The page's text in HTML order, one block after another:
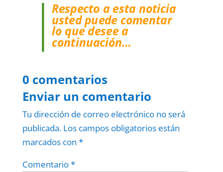
Respecto a esta noticia
usted puede comentar
lo que desee a
continuación…
0 comentarios
Enviar un comentario
Tu dirección de correo electrónico no será
publicada. Los campos obligatorios están
marcados con *
Comentario*